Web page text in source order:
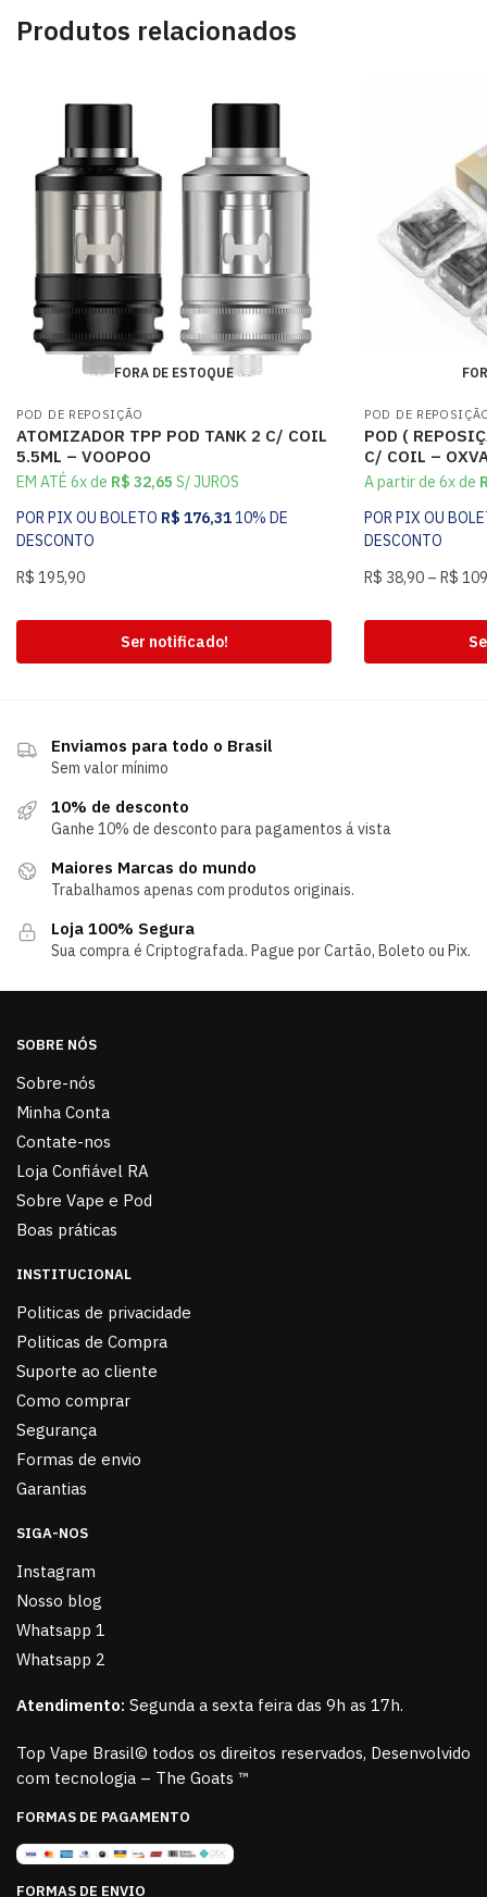
Produtos relacionados
FORA DE ESTOQUE
POD DE REPOSIÇÃO
ATOMIZADOR TPP POD TANK 2 C/ COIL
5.5ML – VOOPOO
EM ATÉ 6x de R$ 32,65 S/ JUROS
POR PIX OU BOLETO R$ 176,3110% DE
DESCONTO
R$ 195,90
Ser notificado!
POD DE
POD (
C/ COIL –
A partir de 6x de
POR PIX OU
DESCONTO
R$ 38,90 – R$
Enviamos para todo o Brasil
Sem valor mínimo
10% de desconto
Ganhe 10% de desconto para pagamentos á vista
Maiores Marcas do mundo
Trabalhamos apenas com produtos originais.
Loja 100% Segura
Sua compra é Criptografada. Pague por Cartão, Boleto ou Pix.
SOBRE NÓS
Sobre-nós
Minha Conta
Contate-nos
Loja Confiável RA
Sobre Vape e Pod
Boas práticas
INSTITUCIONAL
Politicas de privacidade
Politicas de Compra
Suporte ao cliente
Como comprar
Segurança
Formas de envio
Garantias
SIGA-NOS
Instagram
Nosso blog
Whatsapp 1
Whatsapp 2
Atendimento: Segunda a sexta feira das 9h as 17h.
Top Vape Brasil© todos os direitos reservados, Desenvolvido
com tecnologia – The Goats ™
FORMAS DE PAGAMENTO
FORMAS DE ENVIO